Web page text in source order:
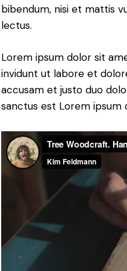
bibendum, nisi et mattis
lectus.
Lorem ipsum dolor sit
invidunt ut labore et
accusam et justo duo
sanctus est Lorem ipsum